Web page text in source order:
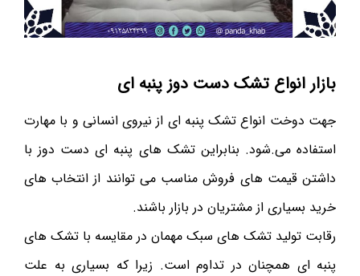
بازار انواع تشک دست دوز پنبه ای
جهت دوخت انواع تشک پنبه ای از نیروی انسانی و با مهارت
استفاده می.‌شود. بنابراین تشک های پنبه ای دست دوز با
داشتن قیمت های فروش مناسب می توانند از انتخاب های
خرید بسیاری از مشتریان در بازار باشند.
رقابت تولید تشک های سبک مهمان در مقایسه با تشک های
پنبه ای همچنان در تداوم است. زیرا که بسیاری به علت